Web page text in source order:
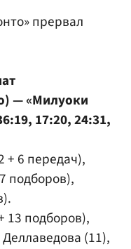
прервал
— «Милуоки
17:20, 24:31,
+ 6 передач),
подборов),
13 подборов),
(11),